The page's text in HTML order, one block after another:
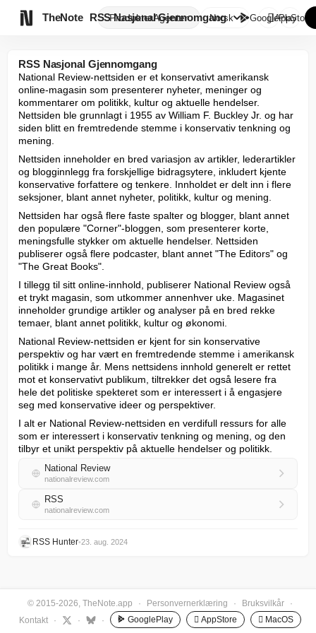
TheNote ProdukterAgenter
RSS Nasjonal Gjennomgang
Norsk GooglePlay
AppStore
RSS Nasjonal Gjennomgang
National Review-nettsiden er et konservativt amerikansk
online-magasin som presenterer nyheter, meninger og
kommentarer om politikk, kultur og aktuelle hendelser.
Nettsiden ble grunnlagt i 1955 av William F. Buckley Jr. og har
siden blitt en fremtredende stemme i konservativ tenkning og
mening.
Nettsiden inneholder en bred variasjon av artikler, lederartikler
og blogginnlegg fra forskjellige bidragsytere, inkludert kjente
konservative forfattere og tenkere. Innholdet er delt inn i flere
seksjoner, blant annet nyheter, politikk, kultur og mening.
Nettsiden har også flere faste spalter og blogger, blant annet
den populære "Corner"-bloggen, som presenterer korte,
meningsfulle stykker om aktuelle hendelser. Nettsiden
publiserer også flere podcaster, blant annet "The Editors" og
"The Great Books".
I tillegg til sitt online-innhold, publiserer National Review også
et trykt magasin, som utkommer annenhver uke. Magasinet
inneholder grundige artikler og analyser på en bred rekke
temaer, blant annet politikk, kultur og økonomi.
National Review-nettsiden er kjent for sin konservative
perspektiv og har vært en fremtredende stemme i amerikansk
politikk i mange år. Mens nettsidens innhold generelt er rettet
mot et konservativt publikum, tiltrekker det også lesere fra
hele det politiske spekteret som er interessert i å engasjere
seg med konservative ideer og perspektiver.
I alt er National Review-nettsiden en verdifull ressurs for alle
som er interessert i konservativ tenkning og mening, og den
tilbyr et unikt perspektiv på aktuelle hendelser og politikk.
National Review
nationalreview.com
RSS
nationalreview.com
RSS Hunter•23. aug. 2024
© 2015-2026, TheNote.app · Personvernerklæring · Bruksvilkår
·
Kontakt
· · · GooglePlay  AppStore  MacOS